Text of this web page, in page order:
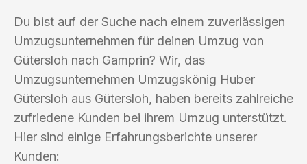
Du bist auf der Suche nach einem zuverlässigen
Umzugsunternehmen für deinen Umzug von
Gütersloh nach Gamprin? Wir, das
Umzugsunternehmen Umzugskönig Huber
Gütersloh aus Gütersloh, haben bereits zahlreiche
zufriedene Kunden bei ihrem Umzug unterstützt.
Hier sind einige Erfahrungsberichte unserer
Kunden: